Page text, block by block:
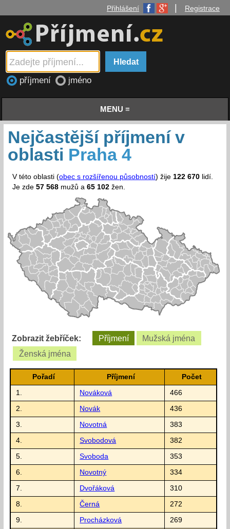
Přihlášení Registrace
příjmení jméno
MENU ≡
Nejčastější příjmení v
oblasti Praha 4
V této oblasti (obec s rozšířenou působností) žije122 670 lidí.
Je zde57 568 mužů a65 102 žen.
Zobrazit žebříček: Příjmení
Mužská jména
Ženská jména
Pořadí Příjmení Počet
1. Nováková 466
2. Novák 436
3. Novotná 383
4. Svobodová 382
5. Svoboda 353
6. Novotný 334
7. Dvořáková 310
8. Černá 272
9. Procházková 269